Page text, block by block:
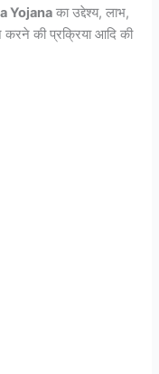
Yojana का उद्देश्य, लाभ,
की प्रक्रिया आदि की